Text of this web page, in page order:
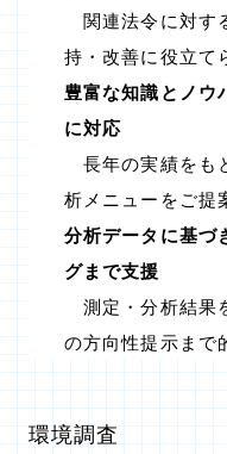
関連法令に対す
持・改善に役立て
豊富な知識とノウ
に対応
長年の実績をも
析メニューをご提
分析データに基づ
グまで支援
測定・分析結果
の方向性提示まで
環境調査